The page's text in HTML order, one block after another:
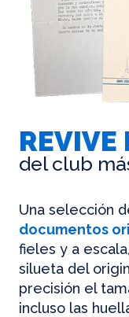
REVIVE
del club
Una selección
documentos
fieles y a
silueta del
precisión el
incluso las